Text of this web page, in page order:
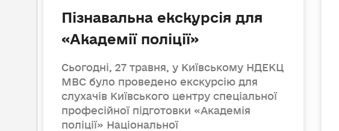
Пізнавальна екскурсія для
«Академії поліції»
Сьогодні, 27 травня, у Київському НДЕКЦ
МВС було проведено екскурсію для
слухачів Київського центру спеціальної
професійної підготовки «Академія
поліції» Національної